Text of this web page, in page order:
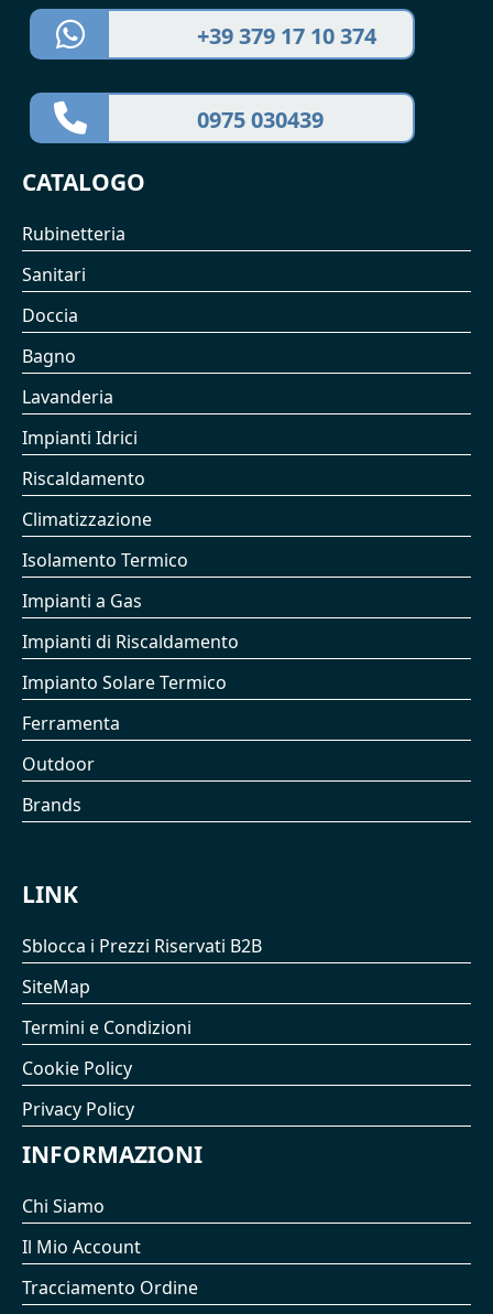
+39 379 17 10 374
0975 030439
CATALOGO
Rubinetteria
Sanitari
Doccia
Bagno
Lavanderia
Impianti Idrici
Riscaldamento
Climatizzazione
Isolamento Termico
Impianti a Gas
Impianti di Riscaldamento
Impianto Solare Termico
Ferramenta
Outdoor
Brands
LINK
Sblocca i Prezzi Riservati B2B
SiteMap
Termini e Condizioni
Cookie Policy
Privacy Policy
INFORMAZIONI
Chi Siamo
Il Mio Account
Tracciamento Ordine